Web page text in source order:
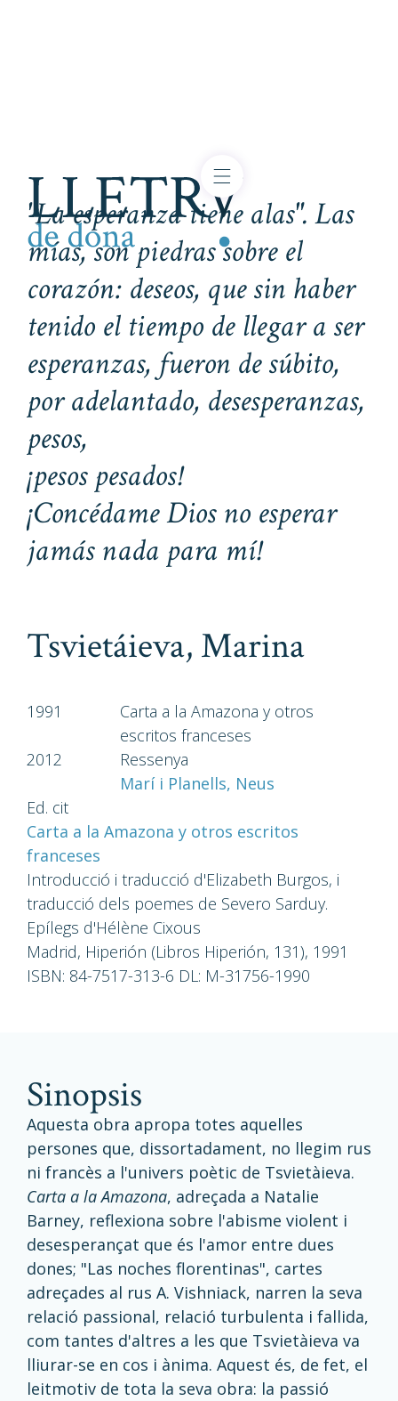
"La esperanza tiene alas". Las
mías, son piedras sobre el
corazón: deseos, que sin haber
tenido el tiempo de llegar a ser
esperanzas, fueron de súbito,
por adelantado, desesperanzas,
pesos,
¡pesos pesados!
¡Concédame Dios no esperar
jamás nada para mí!
Tsvietáieva, Marina
1991
Carta a la Amazona y otros
escritos franceses
2012
Ressenya
Marí i Planells, Neus
Ed. cit
Carta a la Amazona y otros escritos
franceses
Introducció i traducció d'Elizabeth Burgos, i
traducció dels poemes de Severo Sarduy.
Epílegs d'Hélène Cixous
Madrid, Hiperión (Libros Hiperión, 131), 1991
ISBN: 84-7517-313-6 DL: M-31756-1990
sinopsis
Aquesta obra apropa totes aquelles
persones que, dissortadament, no llegim rus
ni francès a l'univers poètic de Tsvietàieva.
Carta a la Amazona, adreçada a Natalie
Barney, reflexiona sobre l'abisme violent i
desesperançat que és l'amor entre dues
dones; "Las noches florentinas", cartes
adreçades al rus A. Vishniack, narren la seva
relació passional, relació turbulenta i fallida,
com tantes d'altres a les que Tsvietàieva va
lliurar-se en cos i ànima. Aquest és, de fet, el
leitmotiv de tota la seva obra: la passió